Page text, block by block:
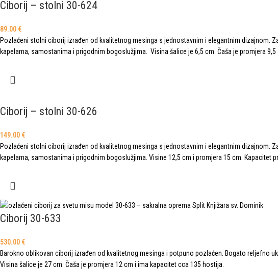
Ciborij – stolni 30-624
89.00 €
Pozlaćeni stolni ciborij izrađen od kvalitetnog mesinga s jednostavnim i elegantnim dizajnom.
kapelama, samostanima i prigodnim bogoslužjima. Visina šalice je 6,5 cm. Čaša je promjera
Ciborij – stolni 30-626
149.00 €
Pozlaćeni stolni ciborij izrađen od kvalitetnog mesinga s jednostavnim i elegantnim dizajnom.
kapelama, samostanima i prigodnim bogoslužjima. Visine 12,5 cm i promjera 15 cm. Kapacitet
Ciborij 30-633
530.00 €
Barokno oblikovan ciborij izrađen od kvalitetnog mesinga i potpuno pozlaćen. Bogato reljefno
Visina šalice je 27 cm. Čaša je promjera 12 cm i ima kapacitet cca 135 hostija.